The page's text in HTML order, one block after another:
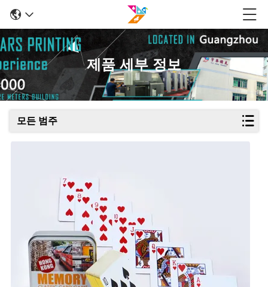
제품 세부 정보
모든 범주